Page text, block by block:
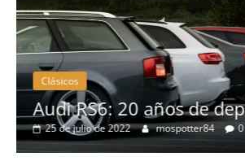
Clásicos
Audi RS6: 20 años de
25 de julio de 2022 mospotter84 0